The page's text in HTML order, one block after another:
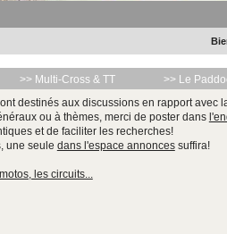
>> Multi-Cross & TT >> Le
destinés aux discussions en rapport avec
ou à thèmes, merci de poster dans
et de faciliter les recherches!
une seule dans l'espace annoncessuffira!
les circuits...